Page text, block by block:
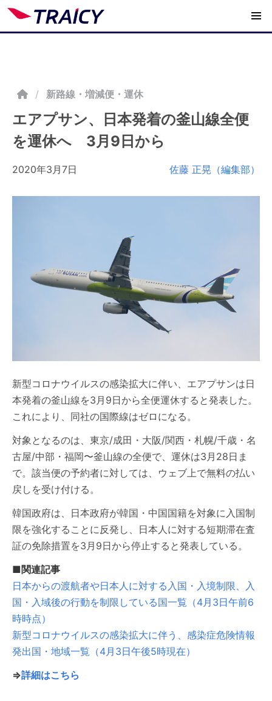
/ 新路線・増減便・運休
エアプサン、日本発着の釜山線全便
を運休へ 3月9日から
2020年3月7日 佐藤 正晃（編集部）
新型コロナウイルスの感染拡大に伴い、エアプサンは日
本発着の釜山線を3月9日から全便運休すると発表した。
これにより、同社の国際線はゼロになる。
対象となるのは、東京/成田・大阪/関西・札幌/千歳・名
古屋/中部・福岡〜釜山線の全便で、運休は3月28日ま
で。該当便の予約者に対しては、ウェブ上で無料の払い
戻しを受け付ける。
韓国政府は、日本政府が韓国・中国国籍を対象に入国制
限を強化することに反発し、日本人に対する短期滞在査
証の免除措置を3月9日から停止すると発表している。
■関連記事
日本からの渡航者や日本人に対する入国・入境制限、入
国・入域後の行動を制限している国一覧（4月3日午前6
時時点）
新型コロナウイルスの感染拡大に伴う、感染症危険情報
発出国・地域一覧（4月3日午後5時現在）
⇒詳細はこちら